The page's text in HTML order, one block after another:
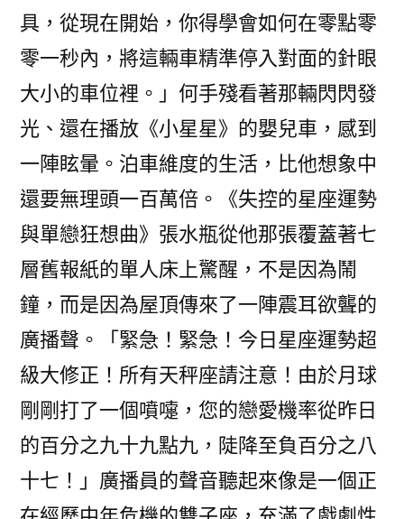
具，從現在開始，你得學會如何在零點零
零一秒內，將這輛車精準停入對面的針眼
大小的車位裡。」何手殘看著那輛閃閃發
光、還在播放《小星星》的嬰兒車，感到
一陣眩暈。泊車維度的生活，比他想象中
還要無理頭一百萬倍。《失控的星座運勢
與單戀狂想曲》張水瓶從他那張覆蓋著七
層舊報紙的單人床上驚醒，不是因為鬧
鐘，而是因為屋頂傳來了一陣震耳欲聾的
廣播聲。「緊急！緊急！今日星座運勢超
級大修正！所有天秤座請注意！由於月球
剛剛打了一個噴嚏，您的戀愛機率從昨日
的百分之九十九點九，陡降至負百分之八
十七！」廣播員的聲音聽起來像是一個正